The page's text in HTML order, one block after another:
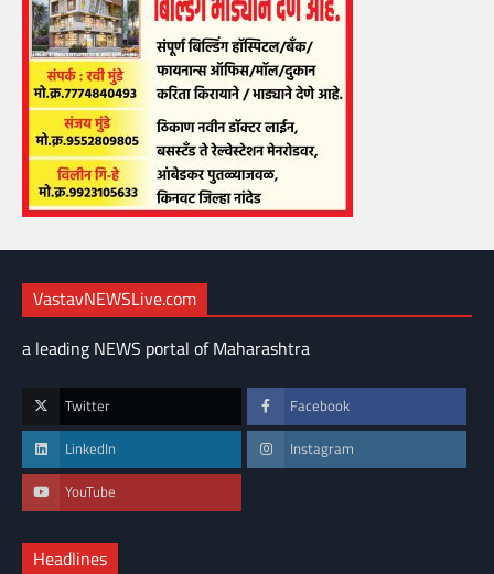
VastavNEWSLive.com
a leading NEWS portal of Maharashtra
Twitter Facebook
LinkedIn Instagram
YouTube
Headlines